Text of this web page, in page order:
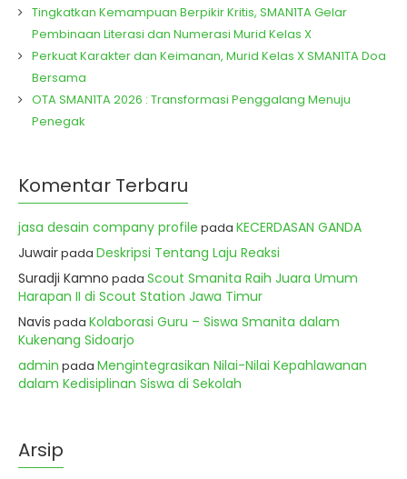
Tingkatkan Kemampuan Berpikir Kritis, SMAN1TA Gelar
Pembinaan Literasi dan Numerasi Murid Kelas X
Perkuat Karakter dan Keimanan, Murid Kelas X SMAN1TA Doa
Bersama
OTA SMAN1TA 2026 : Transformasi Penggalang Menuju
Penegak
Komentar Terbaru
jasa desain company profile pada KECERDASAN GANDA
Juwairpada Deskripsi Tentang Laju Reaksi
Suradji Kamno pada Scout Smanita Raih Juara Umum
Harapan II di Scout Station Jawa Timur
Navis pada Kolaborasi Guru – Siswa Smanita dalam
Kukenang Sidoarjo
admin pada Mengintegrasikan Nilai-Nilai Kepahlawanan
dalam Kedisiplinan Siswa di Sekolah
Arsip